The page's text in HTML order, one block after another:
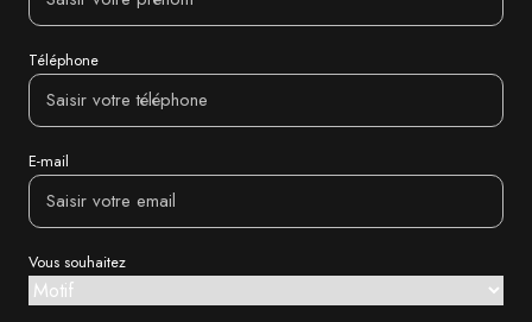
Téléphone
E-mail
Vous souhaitez